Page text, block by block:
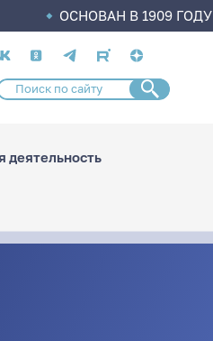
ОСНОВАН В 1909 ГОДУ